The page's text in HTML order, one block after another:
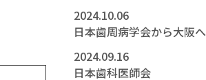
2024.10.06
日本歯周病学会から大阪へ
2024.09.16
日本歯科医師会